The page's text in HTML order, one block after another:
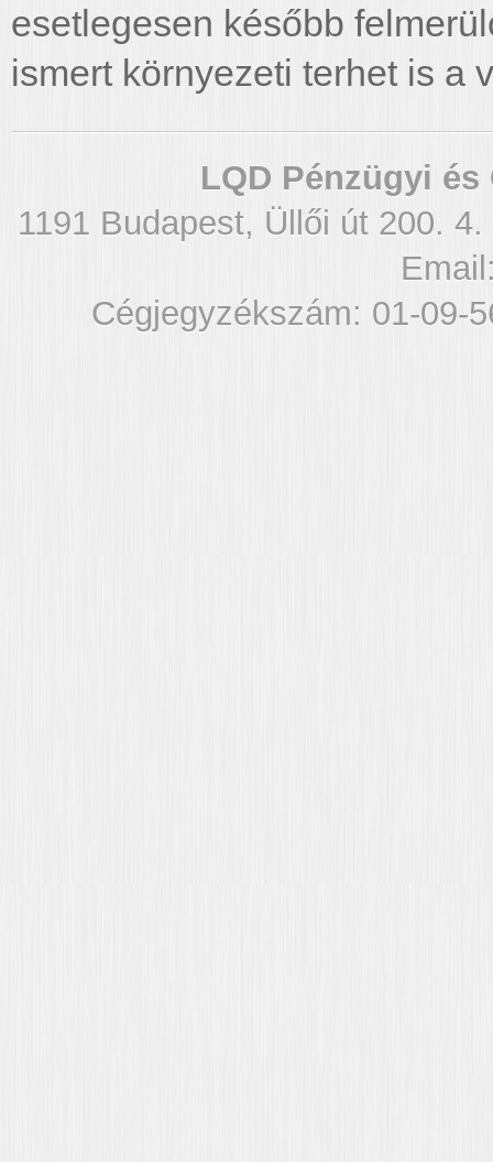
esetlegesen később
ismert környezeti terhet is a
LQD Pénzügyi
1191 Budapest, Üllői út 200.
Cégjegyzékszám: 01-09-